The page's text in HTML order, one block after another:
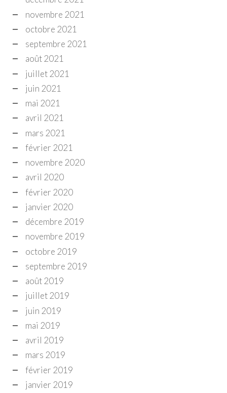
novembre 2021
octobre 2021
septembre 2021
août 2021
juillet 2021
juin 2021
mai 2021
avril 2021
mars 2021
février 2021
novembre 2020
avril 2020
février 2020
janvier 2020
décembre 2019
novembre 2019
octobre 2019
septembre 2019
août 2019
juillet 2019
juin 2019
mai 2019
avril 2019
mars 2019
février 2019
janvier 2019